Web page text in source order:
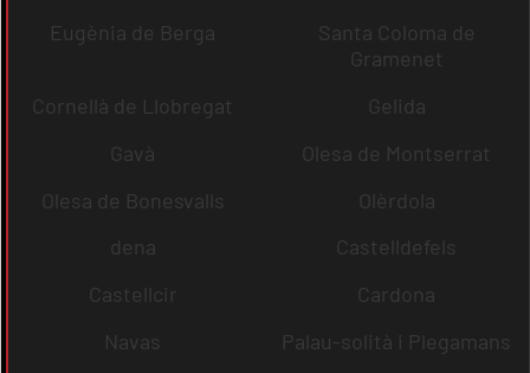
Eugènia de Berga
Santa Coloma de
Gramenet
Cornellà de Llobregat
Gelida
Gavà
Olesa de Montserrat
Olesa de Bonesvalls
Olèrdola
dena
Castelldefels
Castellcir
Cardona
Navas
Palau-solità i Plegamans